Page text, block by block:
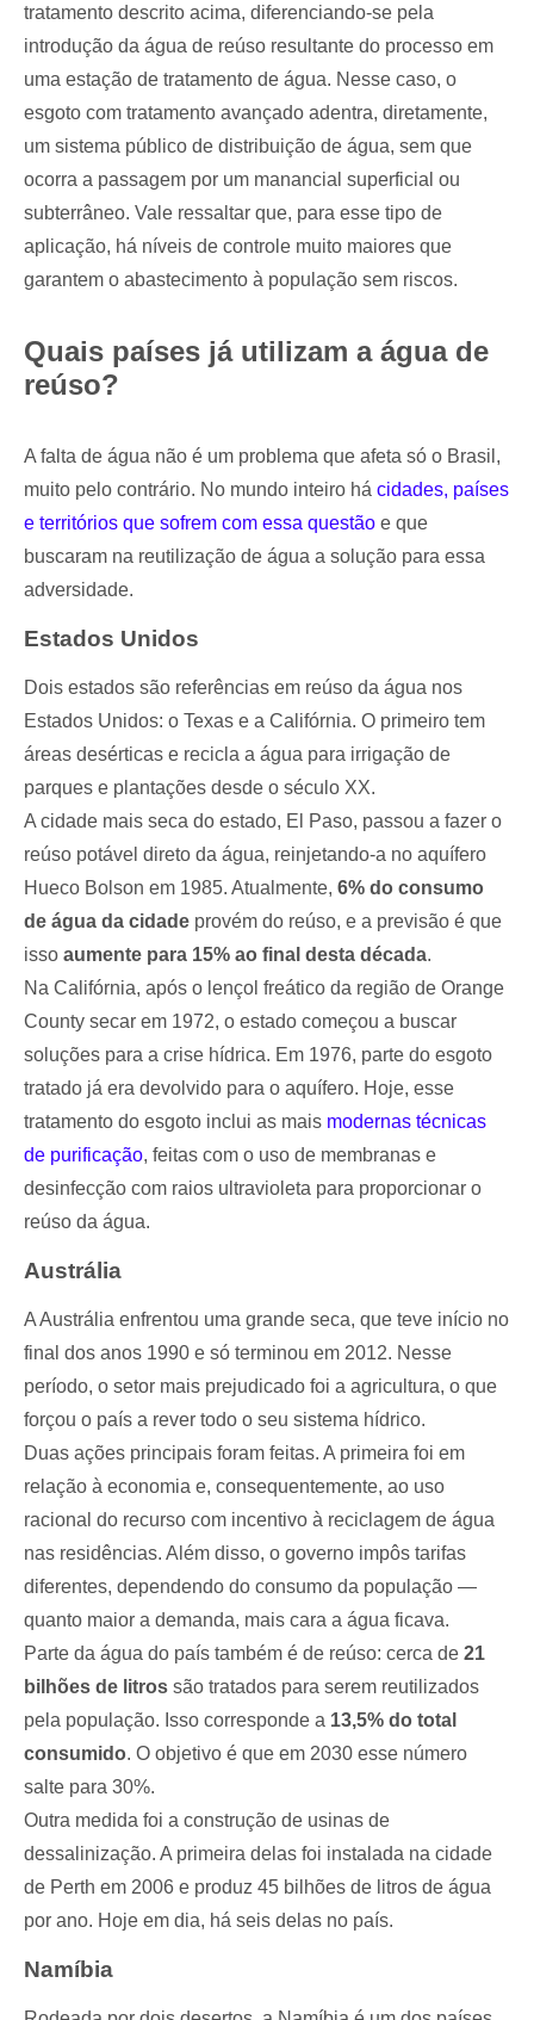
tratamento descrito acima, diferenciando-se pela
introdução da água de reúso resultante do processo em
uma estação de tratamento de água. Nesse caso, o
esgoto com tratamento avançado adentra, diretamente,
um sistema público de distribuição de água, sem que
ocorra a passagem por um manancial superficial ou
subterrâneo. Vale ressaltar que, para esse tipo de
aplicação, há níveis de controle muito maiores que
garantem o abastecimento à população sem riscos.
Quais países já utilizam a água de
reúso?
A falta de água não é um problema que afeta só o Brasil,
muito pelo contrário. No mundo inteiro há cidades, países
e territórios que sofrem com essa questão e que
buscaram na reutilização de água a solução para essa
adversidade.
Estados Unidos
Dois estados são referências em reúso da água nos
Estados Unidos: o Texas e a Califórnia. O primeiro tem
áreas desérticas e recicla a água para irrigação de
parques e plantações desde o século XX.
A cidade mais seca do estado, El Paso, passou a fazer o
reúso potável direto da água, reinjetando-a no aquífero
Hueco Bolson em 1985. Atualmente, 6% do consumo
de água da cidade provém do reúso, e a previsão é que
isso aumente para 15% ao final desta década.
Na Califórnia, após o lençol freático da região de Orange
County secar em 1972, o estado começou a buscar
soluções para a crise hídrica. Em 1976, parte do esgoto
tratado já era devolvido para o aquífero. Hoje, esse
tratamento do esgoto inclui as mais modernas técnicas
de purificação, feitas com o uso de membranas e
desinfecção com raios ultravioleta para proporcionar o
reúso da água.
Austrália
A Austrália enfrentou uma grande seca, que teve início no
final dos anos 1990 e só terminou em 2012. Nesse
período, o setor mais prejudicado foi a agricultura, o que
forçou o país a rever todo o seu sistema hídrico.
Duas ações principais foram feitas. A primeira foi em
relação à economia e, consequentemente, ao uso
racional do recurso com incentivo à reciclagem de água
nas residências. Além disso, o governo impôs tarifas
diferentes, dependendo do consumo da população —
quanto maior a demanda, mais cara a água ficava.
Parte da água do país também é de reúso: cerca de 21
bilhões de litros são tratados para serem reutilizados
pela população. Isso corresponde a 13,5% do total
consumido. O objetivo é que em 2030 esse número
salte para 30%.
Outra medida foi a construção de usinas de
dessalinização. A primeira delas foi instalada na cidade
de Perth em 2006 e produz 45 bilhões de litros de água
por ano. Hoje em dia, há seis delas no país.
Namíbia